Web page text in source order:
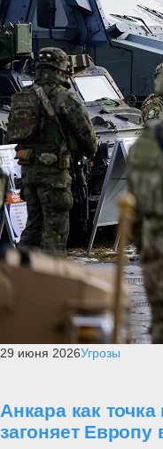
29 июня 2026Угрозы
Анкара как
загоняет